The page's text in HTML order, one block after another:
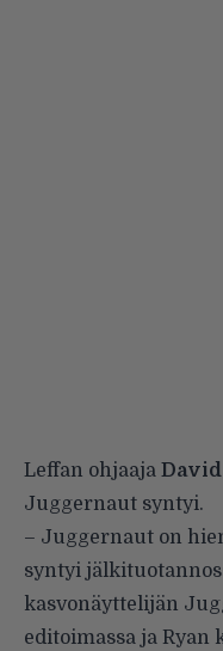
Leffan ohjaaja
Juggernaut syntyi.
– Juggernaut on
syntyi
kasvonäyttelijän
editoimassa ja